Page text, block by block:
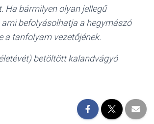
Ha bármilyen olyan jellegű
ami befolyásolhatja a hegymászó
a tanfolyam vezetőjének.
betöltött kalandvágyó